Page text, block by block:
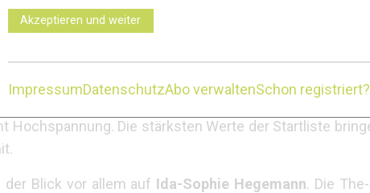
unter anderem vonLeo Rogaume
hohen Leistungsniveau ebenfalls ein
führen deutsche
Hochspannung. Die stärksten Werte der Startliste
Blick vor allem auf Ida-Sophie Hegemann. Die
Akzeptieren und weiter
ImpressumDatenschutzAbo verwaltenSchon